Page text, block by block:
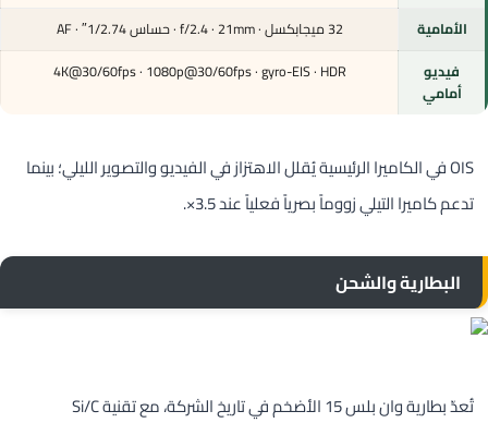
الأمامية
32 ميجابكسل · f/2.4 · 21mm · حساس 1/2.74″ · AF
فيديو
أمامي
4K@30/60fps · 1080p@30/60fps · gyro-EIS · HDR
OIS في الكاميرا الرئيسية يُقلل الاهتزاز في الفيديو والتصوير الليلي؛ بينما
تدعم كاميرا التيلي زووماً بصرياً فعلياً عند 3.5×.
البطارية والشحن
تُعدّ بطارية وان بلس 15 الأضخم في تاريخ الشركة، مع تقنية Si/C